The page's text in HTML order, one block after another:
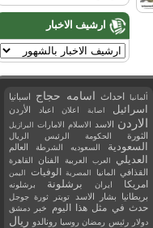
ارشيف الاخبار
ألمانيا احداث اسامه حجاج اسبانيا
اسرائيل اصابة اعلان اعياد الأردن
الاردن الاسد الاسلام الامارات البرازيل
الثورة الحكومة الرئيس الريال
السعودية السعوديه الشرطة العالم
العديلي العرب العربية الفنان القاهرة
القذافي المانيا المصرية الوفيات اليمن
امريكا ايران برشلونة برشلونه
بريطانيا بشار الاسد تويتر ثورة جوجل
حدث في مثل هذا اليوم خبر دمشق
دولار رئيس رمضان روسيا رونالدو ريال